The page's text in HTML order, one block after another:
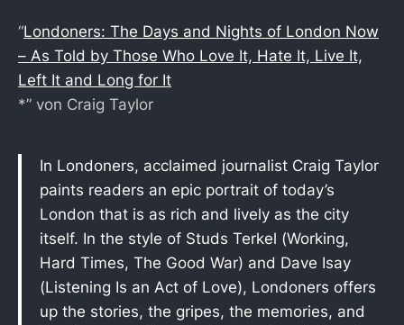
“Londoners: The Days and Nights of London Now
– As Told by Those Who Love It, Hate It, Live It,
Left It and Long for It
*” von Craig Taylor
In Londoners, acclaimed journalist Craig Taylor
paints readers an epic portrait of today’s
London that is as rich and lively as the city
itself. In the style of Studs Terkel (Working,
Hard Times, The Good War) and Dave Isay
(Listening Is an Act of Love), Londoners offers
up the stories, the gripes, the memories, and